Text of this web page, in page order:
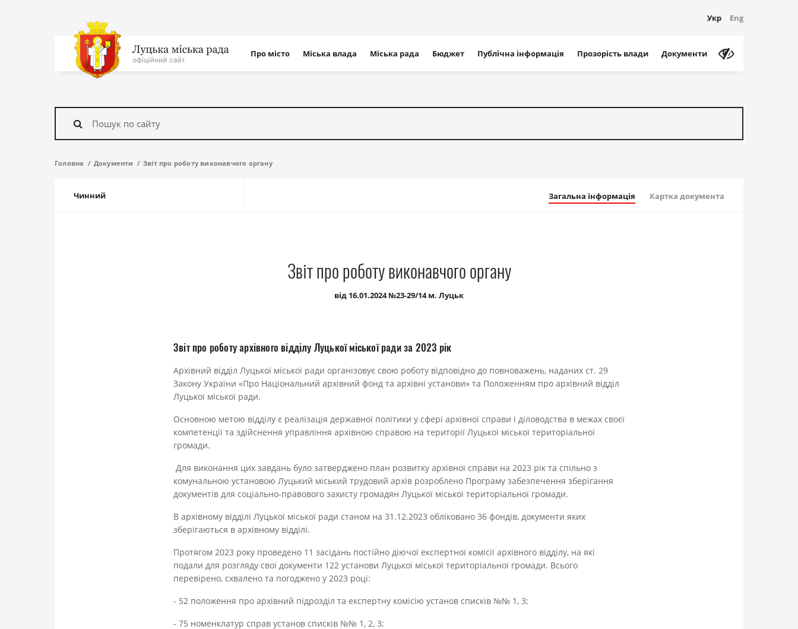
Укр Eng
На
головну
сайту
Про місто Міська влада Міська рада Бюджет Публічна інформація Прозорість влади Документи
Знайти
Головна Документи Звіт про роботу виконавчого органу
Чинний Загальна інформація Картка документа
Звіт про роботу виконавчого органу
від 16.01.2024 №23-29/14 м. Луцьк
Звіт про роботу архівного відділу Луцької міської ради за 2023 рік
Архівний відділ Луцької міської ради організовує свою роботу відповідно до повноважень, наданих ст. 29
Закону України «Про Національний архівний фонд та архівні установи» та Положенням про архівний відділ
Луцької міської ради.
Основною метою відділу є реалізація державної політики у сфері архівної справи і діловодства в межах своєї
компетенції та здійснення управління архівною справою на території Луцької міської територіальної
громади.
Для виконання цих завдань було затверджено план розвитку архівної справи на 2023 рік та спільно з
комунальною установою Луцький міський трудовий архів розроблено Програму забезпечення зберігання
документів для соціально-правового захисту громадян Луцької міської територіальної громади.
В архівному відділі Луцької міської ради станом на 31.12.2023 обліковано 36 фондів, документи яких
зберігаються в архівному відділі.
Протягом 2023 року проведено 11 засідань постійно діючої експертної комісії архівного відділу, на які
подали для розгляду свої документи 122 установи Луцької міської територіальної громади. Всього
перевірено, схвалено та погоджено у 2023 році:
- 52 положення про архівний підрозділ та експертну комісію установ списків №№ 1, 3;
- 75 номенклатур справ установ списків №№ 1, 2, 3;